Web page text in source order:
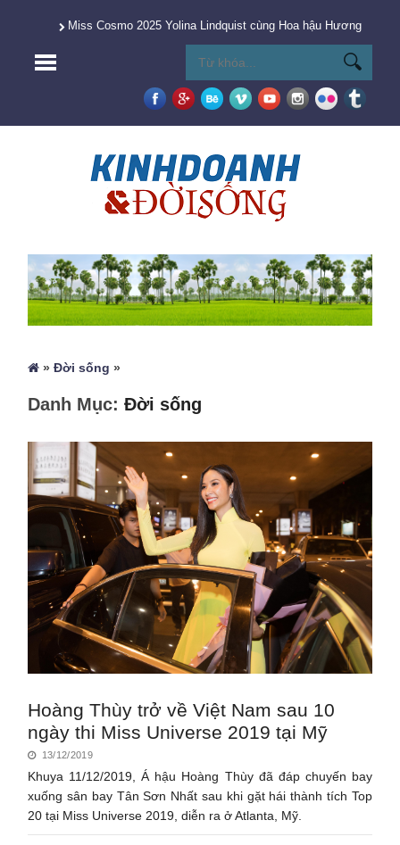
Miss Cosmo 2025 Yolina Lindquist cùng Hoa hậu Hương
»Đời sống »
Danh Mục:Đời sống
Hoàng Thùy trở về Việt Nam sau 10
ngày thi Miss Universe 2019 tại Mỹ
13/12/2019
Khuya 11/12/2019, Á hậu Hoàng Thùy đã đáp chuyến bay
xuống sân bay Tân Sơn Nhất sau khi gặt hái thành tích Top
20 tại Miss Universe 2019, diễn ra ở Atlanta, Mỹ.